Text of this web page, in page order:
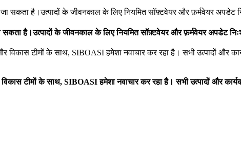
है।उत्पादों के जीवनकाल के लिए नियमित सॉफ़्टवेयर और फ़र्मवेयर अपडेट
विकास टीमों के साथ, SIBOASI हमेशा नवाचार कर रहा है। सभी उत्पादों और